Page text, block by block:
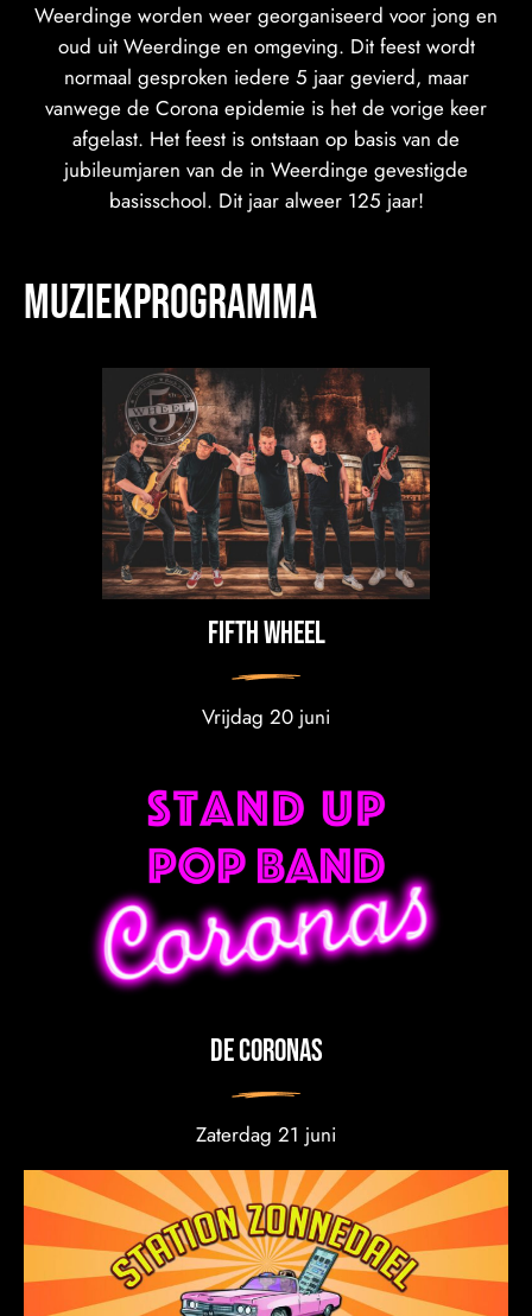
Weerdinge worden weer georganiseerd voor jong en
oud uit Weerdinge en omgeving. Dit feest wordt
normaal gesproken iedere 5 jaar gevierd, maar
vanwege de Corona epidemie is het de vorige keer
afgelast. Het feest is ontstaan op basis van de
jubileumjaren van de in Weerdinge gevestigde
basisschool. Dit jaar alweer 125 jaar!
muziekProgramma
FiFth wheel
Vrijdag 20 juni
de Coronas
Zaterdag 21 juni